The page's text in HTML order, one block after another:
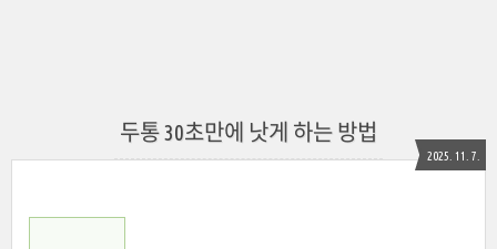
두통 30초만에 낫게 하는 방법
2025. 11. 7.